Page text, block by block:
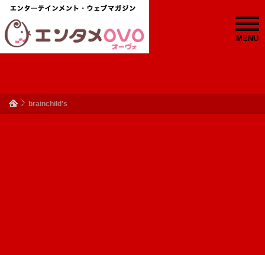
MENU
brainchild’s